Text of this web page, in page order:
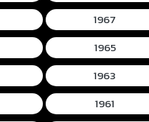
1967
1965
1963
1961